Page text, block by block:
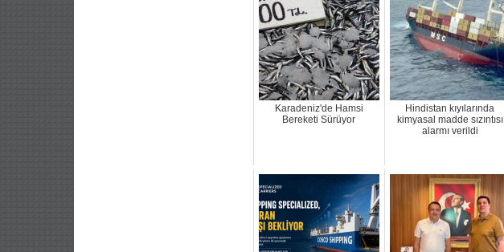
Karadeniz'de Hamsi
Bereketi Sürüyor
Hindistan kıyılarında
kimyasal madde sızıntısı
alarmı verildi